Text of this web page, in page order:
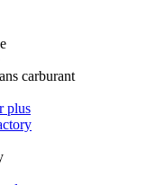
carburant
plus